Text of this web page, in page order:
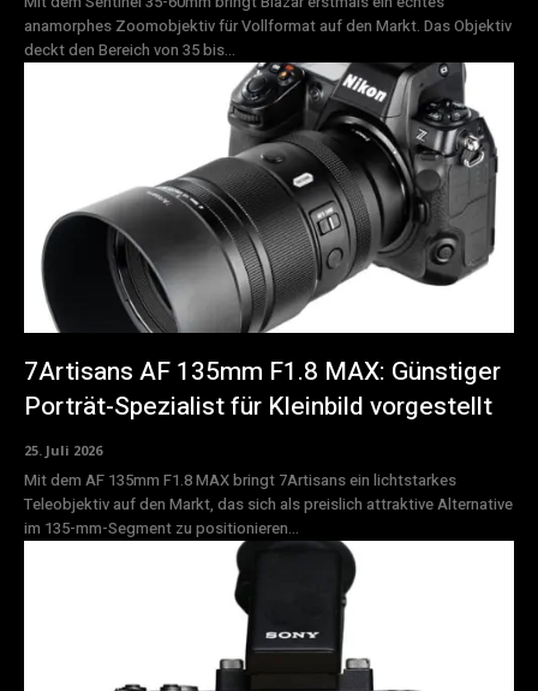
anamorphes Zoomobjektiv für Vollformat auf den Markt. Das Objektiv
deckt den Bereich von 35 bis...
7Artisans AF 135mm F1.8 MAX: Günstiger
Porträt-Spezialist für Kleinbild vorgestellt
25. Juli 2026
Mit dem AF 135mm F1.8 MAX bringt 7Artisans ein lichtstarkes
Teleobjektiv auf den Markt, das sich als preislich attraktive Alternative
im 135-mm-Segment zu positionieren...